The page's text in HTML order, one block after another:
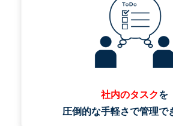
社内のタスクを
圧倒的な手軽さで管理で